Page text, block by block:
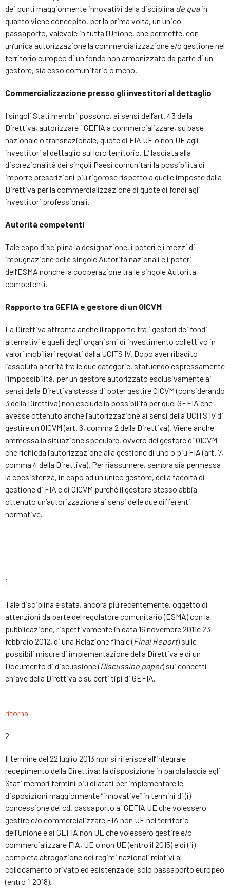
dei punti maggiormente innovativi della disciplina de quain
quanto viene concepito, per la prima volta, un unico
passaporto, valevole in tutta l’Unione, che permette, con
un’unica autorizzazione la commercializzazione e/o gestione nel
territorio europeo di un fondo non armonizzato da parte di un
gestore, sia esso comunitario o meno.
Commercializzazione presso gli investitori al dettaglio
I singoli Stati membri possono, ai sensi dell’art. 43 della
Direttiva, autorizzare i GEFIA a commercializzare, su base
nazionale o transnazionale, quote di FIA UE o non UE agli
investitori al dettaglio sul loro territorio. E’ lasciata alla
discrezionalità dei singoli Paesi comunitari la possibilità di
imporre prescrizioni più rigorose rispetto a quelle imposte dalla
Direttiva per la commercializzazione di quote di fondi agli
investitori professionali.
Autorità competenti
Tale capo disciplina la designazione, i poteri e i mezzi di
impugnazione delle singole Autorità nazionali e i poteri
dell’ESMA nonché la cooperazione tra le singole Autorità
competenti.
Rapporto tra GEFIA e gestore di un OICVM
La Direttiva affronta anche il rapporto tra i gestori dei fondi
alternativi e quelli degli organismi di investimento collettivo in
valori mobiliari regolati dalla UCITS IV. Dopo aver ribadito
l’assoluta alterità tra le due categorie, statuendo espressamente
l’impossibilità, per un gestore autorizzato esclusivamente ai
sensi della Direttiva stessa di poter gestire OICVM (considerando
3 della Direttiva) non esclude la possibilità per quel GEFIA che
avesse ottenuto anche l’autorizzazione ai sensi della UCITS IV di
gestire un OICVM (art. 6, comma 2 della Direttiva). Viene anche
ammessa la situazione speculare, ovvero del gestore di OICVM
che richieda l’autorizzazione alla gestione di uno o più FIA (art. 7,
comma 4 della Direttiva). Per riassumere, sembra sia permessa
la coesistenza, in capo ad un unico gestore, della facoltà di
gestione di FIA e di OICVM purché il gestore stesso abbia
ottenuto un’autorizzazione ai sensi delle due differenti
normative.
1
Tale disciplina è stata, ancora più recentemente, oggetto di
attenzioni da parte del regolatore comunitario (ESMA) con la
pubblicazione, rispettivamente in data 16 novembre 2011e 23
febbraio 2012, di una Relazione finale (Final Report) sulle
possibili misure di implementazione della Direttiva e di un
Documento di discussione (Discussion paper) sui concetti
chiave della Direttiva e su certi tipi di GEFIA.
ritorna
2
Il termine del 22 luglio 2013 non si riferisce all’integrale
recepimento della Direttiva: la disposizione in parola lascia agli
Stati membri termini più dilatati per implementare le
disposizioni maggiormente “innovative” in termini di (i)
concessione del cd. passaporto ai GEFIA UE che volessero
gestire e/o commercializzare FIA non UE nel territorio
dell’Unione e ai GEFIA non UE che volessero gestire e/o
commercializzare FIA, UE o non UE (entro il 2015) e di (ii)
completa abrogazione dei regimi nazionali relativi al
collocamento privato ed esistenza del solo passaporto europeo
(entro il 2018).